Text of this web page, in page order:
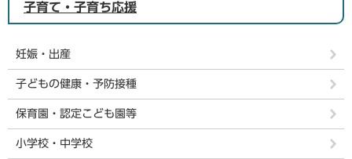
子育て・子育ち応援
妊娠・出産
子どもの健康・予防接種
保育園・認定こども園等
小学校・中学校